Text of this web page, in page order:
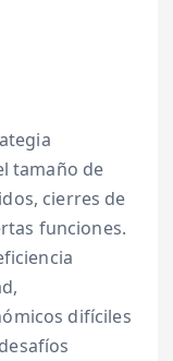
tamaño de
cierres de
funciones.
difíciles